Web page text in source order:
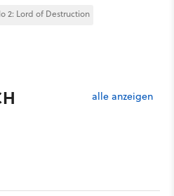
2: Lord of Destruction
alle anzeigen